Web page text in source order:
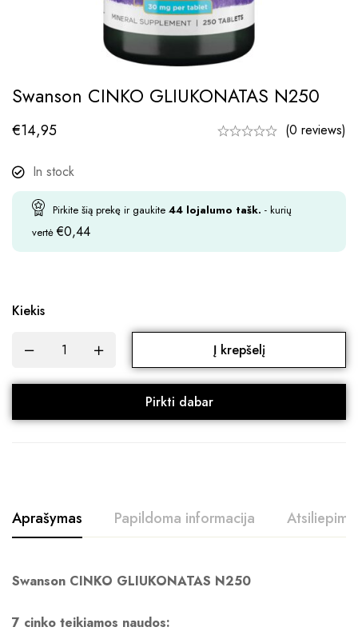
Swanson CINKO GLIUKONATAS N250
€14,95 (0 reviews)
In stock
Pirkite šią prekę ir gaukite 44 lojalumo tašk. - kurių
vertė€0,44
Kiekis
Į krepšelį
Pirkti dabar
Aprašymas Papildoma informacija
Swanson CINKO GLIUKONATAS N250
7 cinko teikiamos naudos: